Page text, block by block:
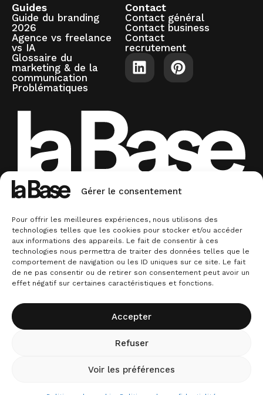
Gérer le consentement
Pour offrir les meilleures expériences, nous utilisons des
technologies telles que les cookies pour stocker et/ou accéder
aux informations des appareils. Le fait de consentir à ces
technologies nous permettra de traiter des données telles que le
comportement de navigation ou les ID uniques sur ce site. Le fait
de ne pas consentir ou de retirer son consentement peut avoir un
effet négatif sur certaines caractéristiques et fonctions.
Accepter
Refuser
Voir les préférences
Guides
Guide du branding
2026
Agence vs freelance
vs IA
Glossaire du
marketing & de la
communication
Problématiques
Contact
Contact général
Contact business
Contact
recrutement
Experts en identité de marque & conseil en
communication. La base.
© La
Base
Plan
du
site
Conditions
générales de
vente
Mentions
légales
Politique
de
cookies
Politique de
confidentialité